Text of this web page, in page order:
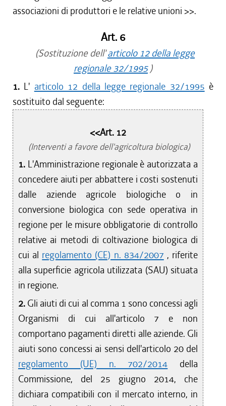
associazioni di produttori e le relative unioni >>.
Art. 6
(Sostituzione dell'articolo 12 della legge
regionale 32/1995)
1. L' articolo 12 della legge regionale 32/1995 è
sostituito dal seguente:
<<Art. 12
(Interventi a favore dell'agricoltura biologica)
1. L'Amministrazione regionale è autorizzata a
concedere aiuti per abbattere i costi sostenuti
dalle aziende agricole biologiche o in
conversione biologica con sede operativa in
regione per le misure obbligatorie di controllo
relative ai metodi di coltivazione biologica di
cui al regolamento (CE) n. 834/2007 , riferite
alla superficie agricola utilizzata (SAU) situata
in regione.
2. Gli aiuti di cui al comma 1 sono concessi agli
Organismi di cui all'articolo 7 e non
comportano pagamenti diretti alle aziende. Gli
aiuti sono concessi ai sensi dell'articolo 20 del
regolamento (UE) n. 702/2014 della
Commissione, del 25 giugno 2014, che
dichiara compatibili con il mercato interno, in